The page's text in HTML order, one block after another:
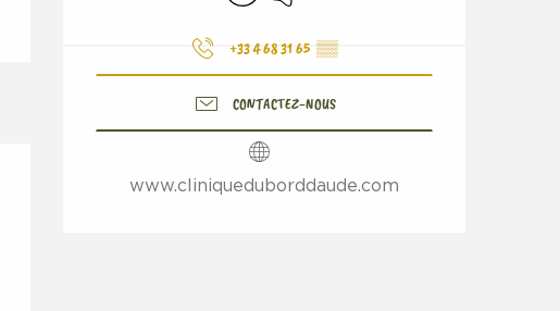
+33 4 68 31 65 ▒▒
CONTACTEZ-NOUS
www.cliniqueduborddaude.com